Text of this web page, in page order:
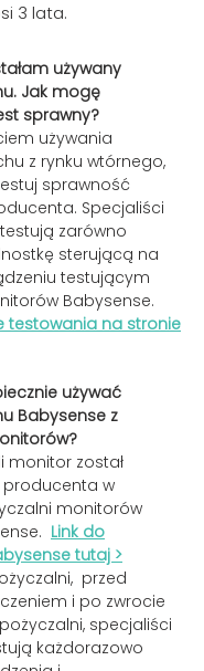
3 lata.
używany
Jak mogę
sprawny?
używania
z rynku wtórnego,
sprawność
Specjaliści
zarówno
sterującą na
testującym
Babysense.
testowania na stronie
używać
Babysense z
monitor został
w
monitorów
Link do
tutaj >
przed
i po zwrocie
specjaliści
każdorazowo